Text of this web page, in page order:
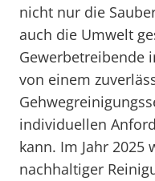
nicht nur die
auch die Umwelt
Gewerbetreibende
von einem
individuellen
kann. Im Jahr 2025
nachhaltiger